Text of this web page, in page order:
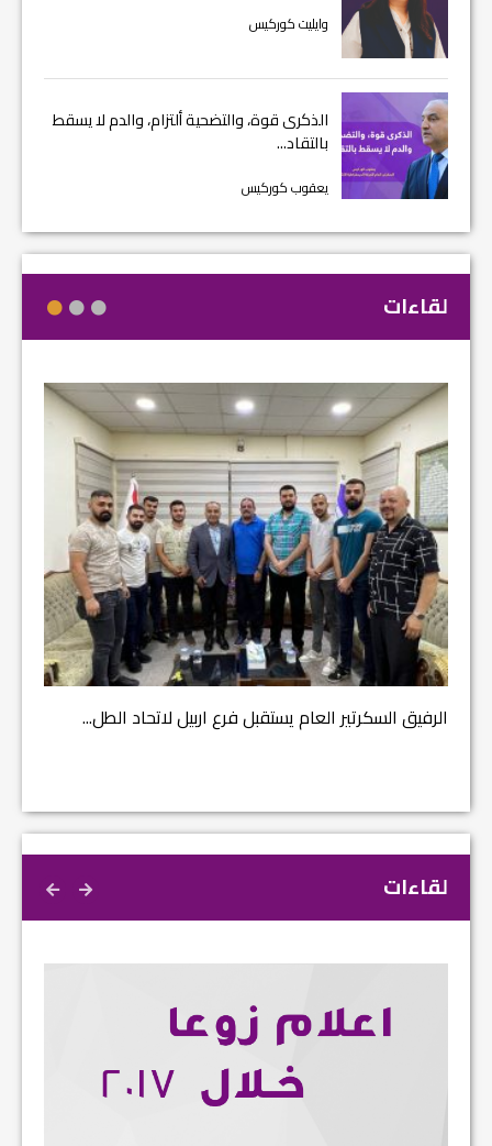
وايليت كوركيس
الذكرى قوة، والتضحية ألتزام، والدم لا يسقط
بالتقاد...
يعقوب كوركيس
لقاءات
الرفيق السكرتير العام يستقبل فرع اربيل لاتحاد الطل...
لقاءات